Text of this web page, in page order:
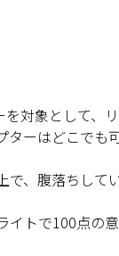
対象として、
ターはどこでも可
、腹落ちして
トで100点の